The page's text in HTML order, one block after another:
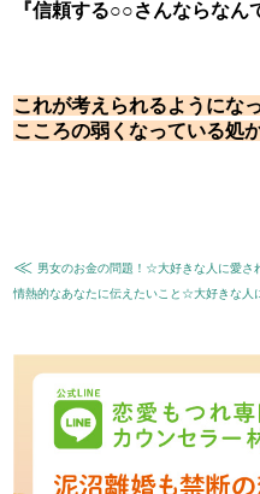
『信頼する○○さんならなん
これが考えられるようにな
こころの弱くなっている処
≪ 男女のお金の問題！☆大好きな人に愛さ
情熱的なあなたに伝えたいこと☆大好きな人